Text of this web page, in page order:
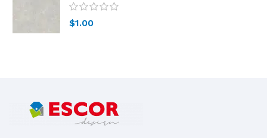
$1.00